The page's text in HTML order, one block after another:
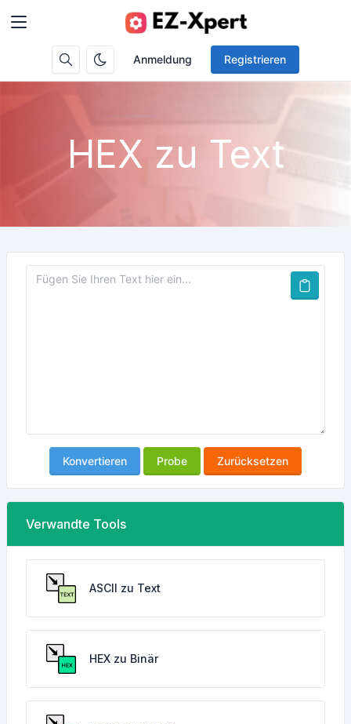
Anmeldung Registrieren
HEX zu Text
Konvertieren Probe Zurücksetzen
Verwandte Tools
ASCII zu Text
HEX zu Binär